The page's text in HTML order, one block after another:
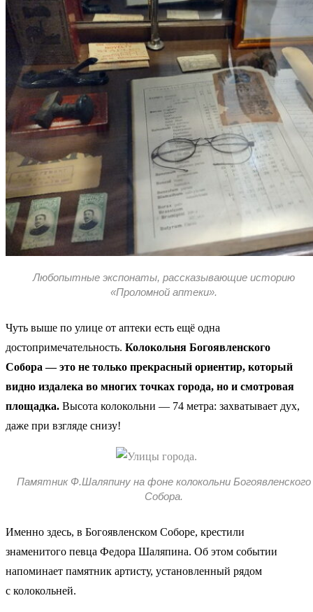
Любопытные экспонаты, рассказывающие историю
«Проломной аптеки».
Чуть выше по улице от аптеки есть ещё одна
достопримечательность. Колокольня Богоявленского
Собора — это не только прекрасный ориентир, который
видно издалека во многих точках города, но и смотровая
площадка. Высота колокольни — 74 метра: захватывает дух,
даже при взгляде снизу!
Памятник Ф.Шаляпину на фоне колокольни Богоявленского
Собора.
Именно здесь, в Богоявленском Соборе, крестили
знаменитого певца Федора Шаляпина. Об этом событии
напоминает памятник артисту, установленный рядом
с колокольней.